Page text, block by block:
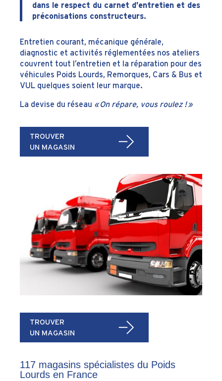
dans le respect du carnet d’entretien et des
préconisations constructeurs.
Entretien courant, mécanique générale,
diagnostic et activités réglementées nos ateliers
couvrent tout l’entretien et la réparation pour des
véhicules Poids Lourds, Remorques, Cars & Bus et
VUL quelques soient leur marque.
La devise du réseau « On répare, vous roulez ! »
TROUVER
UN MAGASIN
TROUVER
UN MAGASIN
117 magasins spécialistes du Poids
Lourds en France